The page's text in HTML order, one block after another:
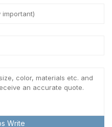
Write